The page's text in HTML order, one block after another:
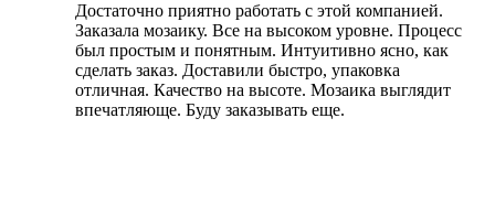
Достаточно приятно работать с этой компанией.
Заказала мозаику. Все на высоком уровне. Процесс
был простым и понятным. Интуитивно ясно, как
сделать заказ. Доставили быстро, упаковка
отличная. Качество на высоте. Мозаика выглядит
впечатляюще. Буду заказывать еще.